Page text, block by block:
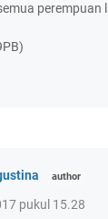
perempuan
pukul 15.28